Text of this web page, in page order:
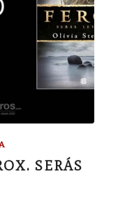
SERÁS